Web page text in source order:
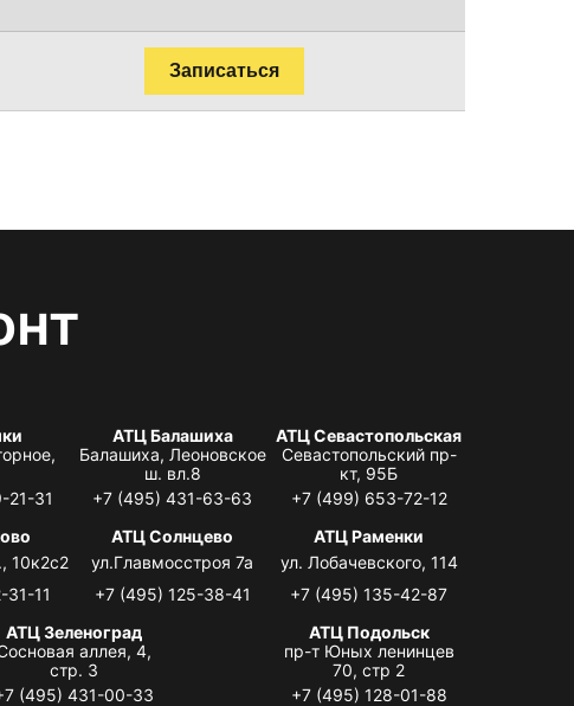
Записаться
21-31
АТЦ Балашиха
Балашиха, Леоновское
ш. вл.8
+7 (495) 431-63-63
АТЦ Севастопольская
Севастопольский пр-
кт, 95Б
+7 (499) 653-72-12
10к2с2
31-11
АТЦ Солнцево
ул.Главмосстроя 7а
+7 (495) 125-38-41
АТЦ Раменки
ул. Лобачевского, 114
+7 (495) 135-42-87
АТЦ Зеленоград
аллея, 4,
стр. 3
(495) 431-00-33
АТЦ Подольск
пр-т Юных ленинцев
70, стр 2
+7 (495) 128-01-88